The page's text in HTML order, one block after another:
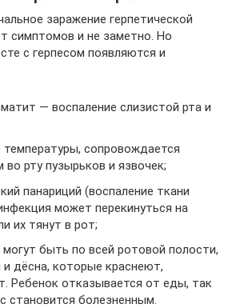
заражение герпетической
симптомов и не заметно. Но
с герпесом появляются и
— воспаление слизистой рта и
сопровождается
во рту пузырьков и язвочек;
панариций (воспаление ткани
может перекинуться на
их тянут в рот;
быть по всей ротовой полости,
и дёсна, которые краснеют,
Ребенок отказывается от еды, так
становится болезненным.